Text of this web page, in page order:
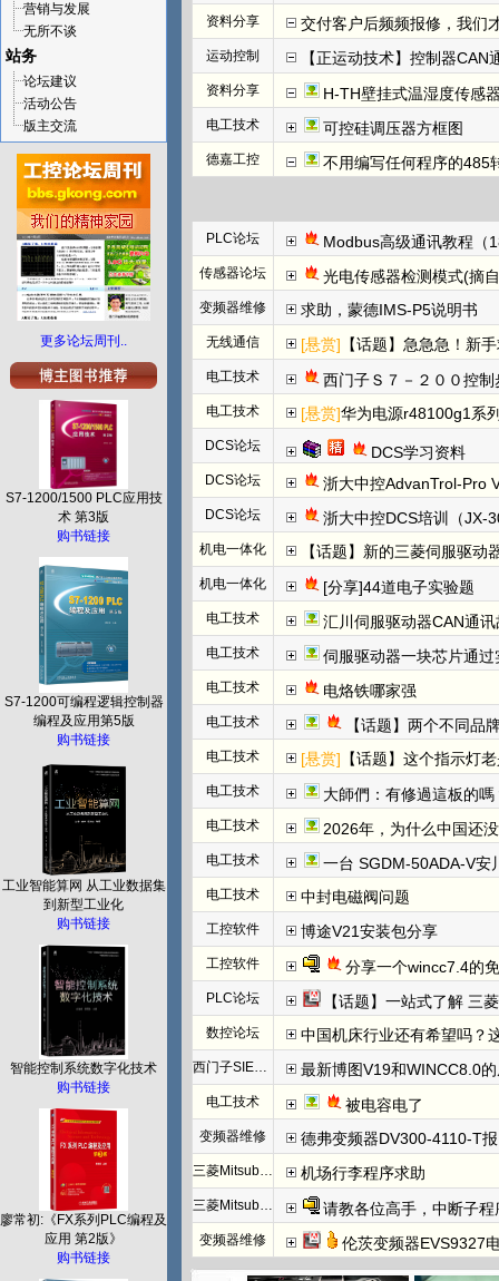
营销与发展
无所不谈
站务
论坛建议
活动公告
版主交流
更多论坛周刊..
S7-1200/1500 PLC应用技
术 第3版
购书链接
S7-1200可编程逻辑控制器
编程及应用第5版
购书链接
工业智能算网 从工业数据集
到新型工业化
购书链接
智能控制系统数字化技术
购书链接
廖常初:《FX系列PLC编程及
应用 第2版》
购书链接
资料分享 交付客户后频频报修，我们才
运动控制 【正运动技术】控制器
资料分享 H-TH壁挂式温湿度传感
电工技术 可控硅调压器方框图
德嘉工控 不用编写任何程序的485
PLC论坛 Modbus高级通讯教程（
传感器论坛 光电传感器检测模式(摘
变频器维修 求助，蒙德IMS-P5说明书
无线通信 [悬赏] 【话题】急急急！新手
电工技术 西门子Ｓ７－２００控
电工技术 [悬赏]华为电源r48100g1系
DCS论坛 DCS学习资料
DCS论坛 浙大中控AdvanTrol-Pro
DCS论坛 浙大中控DCS培训（JX-
机电一体化 【话题】新的三菱伺服驱
机电一体化 [分享]44道电子实验题
电工技术 汇川伺服驱动器CAN通讯
电工技术 伺服驱动器一块芯片通
电工技术 电烙铁哪家强
电工技术 【话题】两个不同品
电工技术 [悬赏] 【话题】这个指示灯
电工技术 大師們：有修過這板的
电工技术 2026年，为什么中国还
电工技术 一台 SGDM-50ADA-V安
电工技术 中封电磁阀问题
工控软件 博途V21安装包分享
工控软件 分享一个wincc7.4的
PLC论坛 【话题】一站式了解 三菱FX5U
数控论坛 中国机床行业还有希望吗？
西门子SIEMENS 最新博图V19和WINCC8.0
电工技术 被电容电了
变频器维修 德弗变频器DV300-4110-T报NFF故
三菱Mitsubishi 机场行李程序求助
三菱Mitsubishi 请教各位高手，中断子
变频器维修 伦茨变频器EVS9327